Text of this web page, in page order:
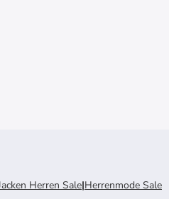
Herren Sale|Herrenmode Sale